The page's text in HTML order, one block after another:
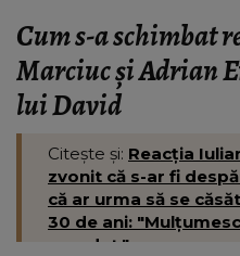
Cum s-a schimbat
Marciuc și Adrian
lui David
Citește și: Reacția
zvonit că s-ar fi
că ar urma să se
30 de ani:
acordat."